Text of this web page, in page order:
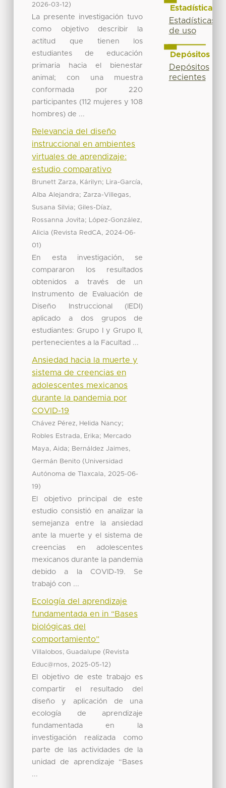
2026-03-12)
La presente investigación tuvo
como objetivo describir la
actitud que tienen los
estudiantes de educación
primaria hacia el bienestar
animal; con una muestra
conformada por 220
participantes (112 mujeres y 108
hombres) de ...
Relevancia del diseño
instruccional en ambientes
virtuales de aprendizaje:
estudio comparativo
Brunett Zarza, Kárilyn; Lira-García,
Alba Alejandra; Zarza-Villegas,
Susana Silvia;Giles-Díaz,
Rossanna Jovita; López-González,
Alicia ( Revista RedCA, 2024-06-
01 )
En esta investigación, se
compararon los resultados
obtenidos a través de un
Instrumento de Evaluación de
Diseño Instruccional (IEDI)
aplicado a dos grupos de
estudiantes: Grupo I y Grupo II,
pertenecientes a la Facultad ...
Ansiedad hacia la muerte y
sistema de creencias en
adolescentes mexicanos
durante la pandemia por
COVID-19
Chávez Pérez, Helida Nancy;
Robles Estrada, Erika; Mercado
Maya, Aida; Bernáldez Jaimes,
Germán Benito (Universidad
Autónoma de Tlaxcala, 2025-06-
19)
El objetivo principal de este
estudio consistió en analizar la
semejanza entre la ansiedad
ante la muerte y el sistema de
creencias en adolescentes
mexicanos durante la pandemia
debido a la COVID-19. Se
trabajó con ...
Ecología del aprendizaje
fundamentada en in “Bases
biológicas del
comportamiento”
Villalobos, Guadalupe ( Revista
Educ@rnos, 2025-05-12)
El objetivo de este trabajo es
compartir el resultado del
diseño y aplicación de una
ecología de aprendizaje
fundamentada en la
investigación realizada como
parte de las actividades de la
unidad de aprendizaje “Bases
...
Estadísticas
Estadísticas
de uso
Depósitos
Depósitos
recientes